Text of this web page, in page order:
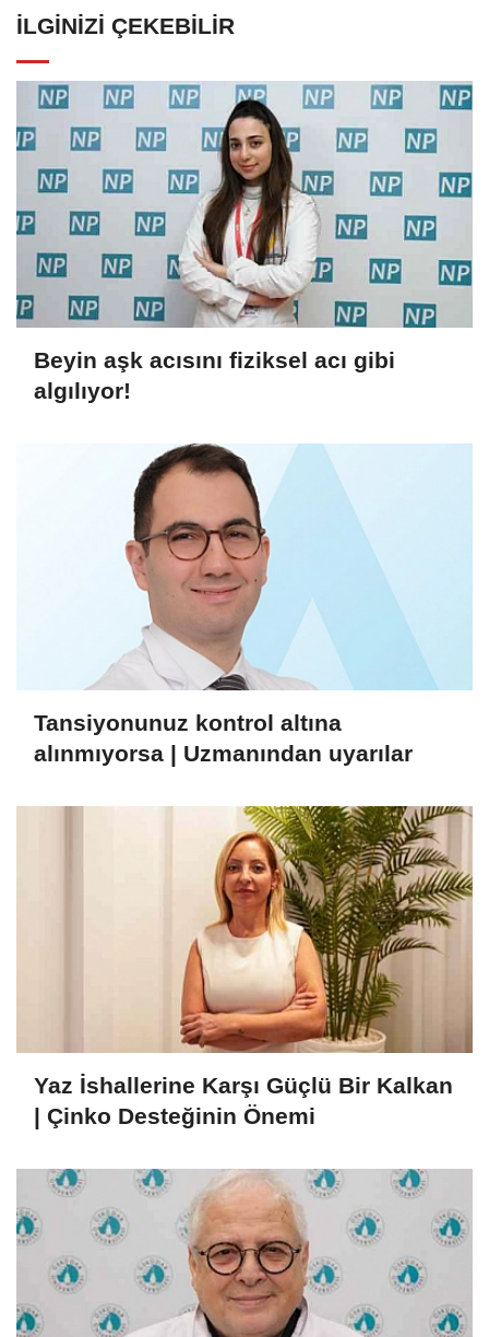
İLGINIZI ÇEKEBILIR
Beyin aşk acısını fiziksel acı gibi
algılıyor!
Tansiyonunuz kontrol altına
alınmıyorsa | Uzmanından uyarılar
Yaz İshallerine Karşı Güçlü Bir Kalkan
| Çinko Desteğinin Önemi